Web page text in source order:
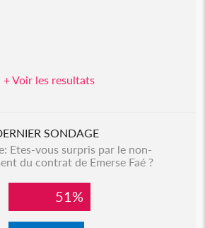
+ Voir les resultats
SONDAGE
Etes-vous surpris par le non-
du contrat de Emerse Faé ?
51%